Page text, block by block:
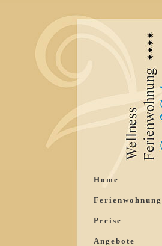
Home
Ferienwohnung
Preise
Angebote